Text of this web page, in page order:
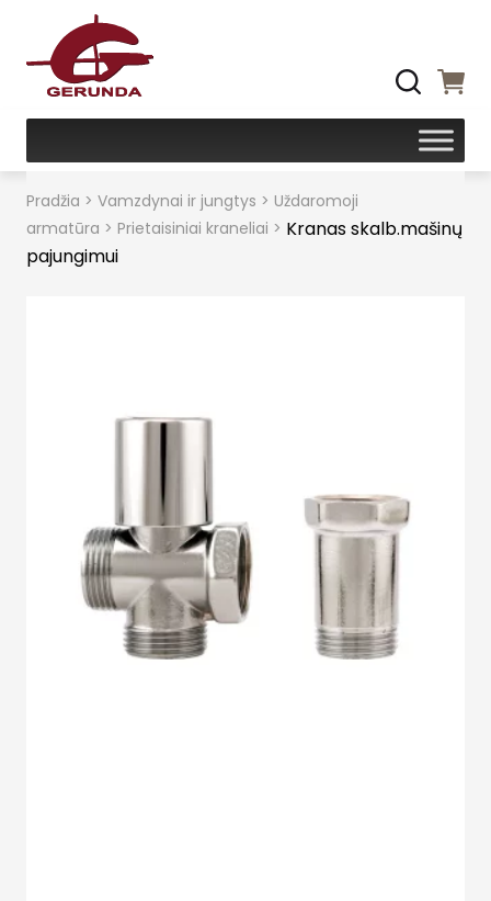
Pradžia > Vamzdynai ir jungtys > Uždaromoji
armatūra > Prietaisiniai kraneliai > Kranas skalb.mašinų
pajungimui